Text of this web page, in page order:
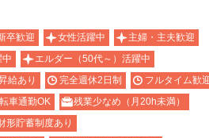
卒歓迎 女性活躍中
主婦・主夫歓迎
中
エルダー（50代～）活躍中
給あり 完全週休2日制
フルタイム歓
車通勤OK
残業少なめ（月20h未満）
形貯蓄制度あり